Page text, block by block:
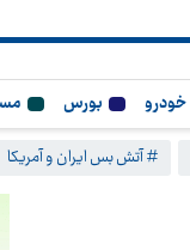
خودرو بورس
# آتش بس ایران و آمریکا